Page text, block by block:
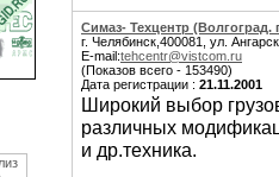
Симаз- Техцентр (Волгоград.
г. Челябинск,400081, ул.
E-mail:tehcentr@vistcom.ru
(Показов всего - 153490)
Дата регистрации : 21.11.2001
Широкий выбор
различных
и др.техника.